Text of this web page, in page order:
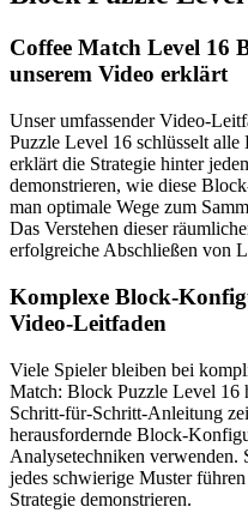
Coffee Match Level 16
unserem Video erklärt
Unser umfassender Video-
Puzzle Level 16 schlüsselt
erklärt die Strategie hinter
demonstrieren, wie diese
man optimale Wege zum
Das Verstehen dieser
erfolgreiche Abschließen von
Komplexe Block-
Video-Leitfaden
Viele Spieler bleiben bei
Match: Block Puzzle Level 16
Schritt-für-Schritt-Anleitung
herausfordernde Block-
Analysetechniken verwenden.
jedes schwierige Muster
Strategie demonstrieren.